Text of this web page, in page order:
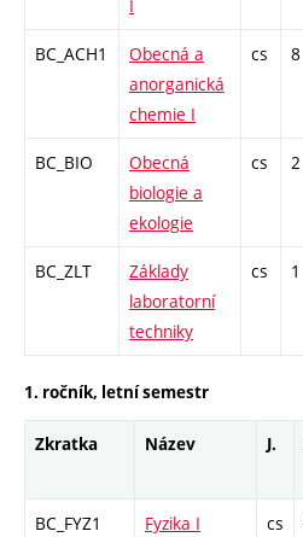
I
BC_ACH1
Obecná a
anorganická
chemie I
cs 8
BC_BIO
Obecná
biologie a
ekologie
cs 2
BC_ZLT
Základy
laboratorní
techniky
cs 1
1. ročník, letní semestr
Zkratka Název J.
BC_FYZ1 Fyzika I cs